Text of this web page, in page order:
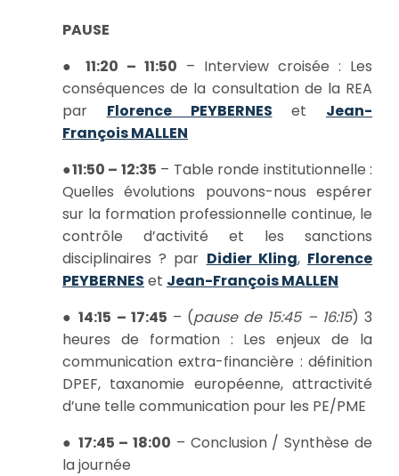
PAUSE
● 11:20 – 11:50 – Interview croisée : Les
conséquences de la consultation de la REA
par Florence PEYBERNES et Jean-
François MALLEN
●11:50 – 12:35 – Table ronde institutionnelle :
Quelles évolutions pouvons-nous espérer
sur la formation professionnelle continue, le
contrôle d’activité et les sanctions
disciplinaires ? par Didier Kling, Florence
PEYBERNES et Jean-François MALLEN
●14:15 – 17:45 – (pause de 15:45 – 16:15) 3
heures de formation : Les enjeux de la
communication extra-financière : définition
DPEF, taxanomie européenne, attractivité
d’une telle communication pour les PE/PME
● 17:45 – 18:00 – Conclusion / Synthèse de
la journée